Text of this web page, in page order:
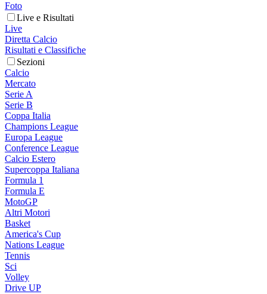
Foto
Live e Risultati
Live
Diretta Calcio
Risultati e Classifiche
Sezioni
Calcio
Mercato
Serie A
Serie B
Coppa Italia
Champions League
Europa League
Conference League
Calcio Estero
Supercoppa Italiana
Formula 1
Formula E
MotoGP
Altri Motori
Basket
America's Cup
Nations League
Tennis
Sci
Volley
Drive UP